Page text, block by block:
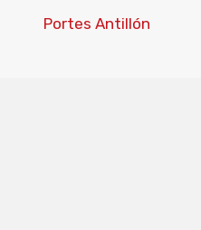
Portes Antillón